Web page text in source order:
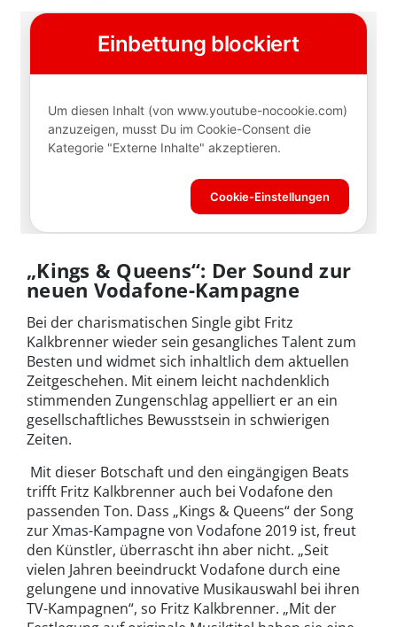
„Kings & Queens“: Der Sound zur
neuen Vodafone-Kampagne
Bei der charismatischen Single gibt Fritz
Kalkbrenner wieder sein gesangliches Talent zum
Besten und widmet sich inhaltlich dem aktuellen
Zeitgeschehen. Mit einem leicht nachdenklich
stimmenden Zungenschlag appelliert er an ein
gesellschaftliches Bewusstsein in schwierigen
Zeiten.
Mit dieser Botschaft und den eingängigen Beats
trifft Fritz Kalkbrenner auch bei Vodafone den
passenden Ton. Dass „Kings & Queens“ der Song
zur Xmas-Kampagne von Vodafone 2019 ist, freut
den Künstler, überrascht ihn aber nicht. „Seit
vielen Jahren beeindruckt Vodafone durch eine
gelungene und innovative Musikauswahl bei ihren
TV-Kampagnen“, so Fritz Kalkbrenner. „Mit der